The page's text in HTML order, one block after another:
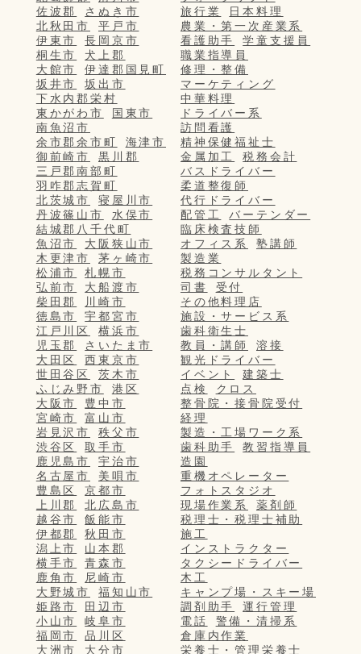
佐波郡
さぬき市
北秋田市
平戸市
伊東市
長岡京市
桐生市
犬上郡
大館市
伊達郡国見町
坂井市
坂出市
下水内郡栄村
東かがわ市
国東市
南魚沼市
余市郡余市町
海津市
御前崎市
黒川郡
三戸郡南部町
羽咋郡志賀町
北茨城市
寝屋川市
丹波篠山市
水俣市
結城郡八千代町
魚沼市
大阪狭山市
木更津市
茅ヶ崎市
松浦市
札幌市
弘前市
大船渡市
柴田郡
川崎市
徳島市
宇都宮市
江戸川区
横浜市
児玉郡
さいたま市
大田区
西東京市
世田谷区
茨木市
ふじみ野市
港区
大阪市
豊中市
宮崎市
富山市
岩見沢市
秩父市
渋谷区
取手市
鹿児島市
宇治市
名古屋市
美唄市
豊島区
京都市
上川郡
北広島市
越谷市
飯能市
伊都郡
秋田市
潟上市
山本郡
横手市
青森市
鹿角市
尼崎市
大野城市
福知山市
姫路市
田辺市
小山市
岐阜市
福岡市
品川区
大洲市
大分市
旅行業
日本料理
農業・第一次産業系
看護助手
学童支援員
職業指導員
修理・整備
マーケティング
中華料理
ドライバー系
訪問看護
精神保健福祉士
金属加工
税務会計
バスドライバー
柔道整復師
代行ドライバー
配管工
バーテンダー
臨床検査技師
オフィス系
塾講師
製造業
税務コンサルタント
司書
受付
その他料理店
施設・サービス系
歯科衛生士
教員・講師
溶接
観光ドライバー
イベント
建築士
点検
クロス
整骨院・接骨院受付
経理
製造・工場ワーク系
歯科助手
教習指導員
造園
重機オペレーター
フォトスタジオ
現場作業系
薬剤師
税理士・税理士補助
施工
インストラクター
タクシードライバー
木工
キャンプ場・スキー場
調剤助手
運行管理
電話
警備・清掃系
倉庫内作業
栄養士・管理栄養士